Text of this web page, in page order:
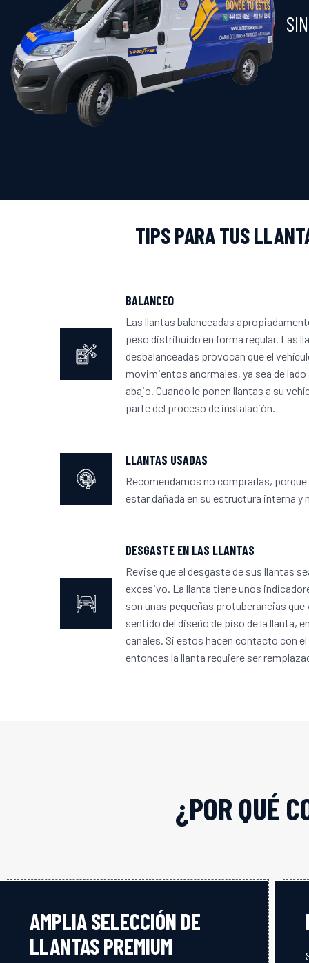
TIPS PARA TUS
BALANCEO
Las llantas balanceadas
peso distribuido en forma regular. Las
desbalanceadas provocan que el
movimientos anormales, ya sea de lado
abajo. Cuando le ponen llantas a su
parte del proceso de instalación.
LLANTAS USADAS
Recomendamos no comprarlas, porque
estar dañada en su estructura interna y
DESGASTE EN LAS LLANTAS
Revise que el desgaste de sus llantas
excesivo. La llanta tiene unos
son unas pequeñas protuberancias
sentido del diseño de piso de la llanta,
canales. Si estos hacen contacto con
entonces la llanta requiere ser
¿POR QUÉ
AMPLIA SELECCIÓN DE
LLANTAS PREMIUM